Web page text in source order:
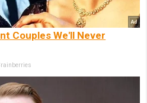
Couples We'll Never